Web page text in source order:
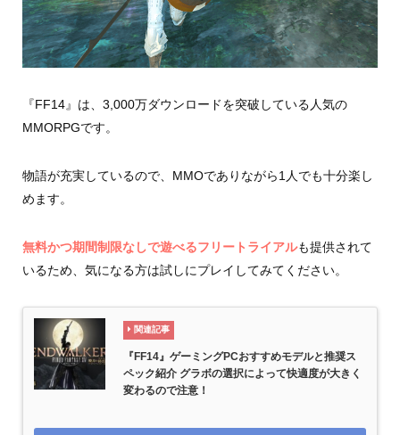
『FF14』は、3,000万ダウンロードを突破している人気の
MMORPGです。
物語が充実しているので、MMOでありながら1人でも十分楽し
めます。
無料かつ期間制限なしで遊べるフリートライアルも提供されて
いるため、気になる方は試しにプレイしてみてください。
関連記事
『FF14』ゲーミングPCおすすめモデルと推奨ス
ペック紹介 グラボの選択によって快適度が大きく
変わるので注意！